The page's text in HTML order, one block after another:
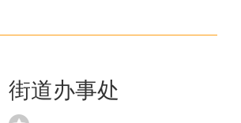
街道办事处